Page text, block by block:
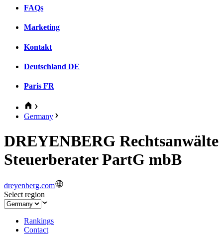
FAQs
Marketing
Kontakt
Deutschland DE
Paris FR
Germany
DREYENBERG Rechtsanwälte
Steuerberater PartG mbB
dreyenberg.com
Select region
Rankings
Contact